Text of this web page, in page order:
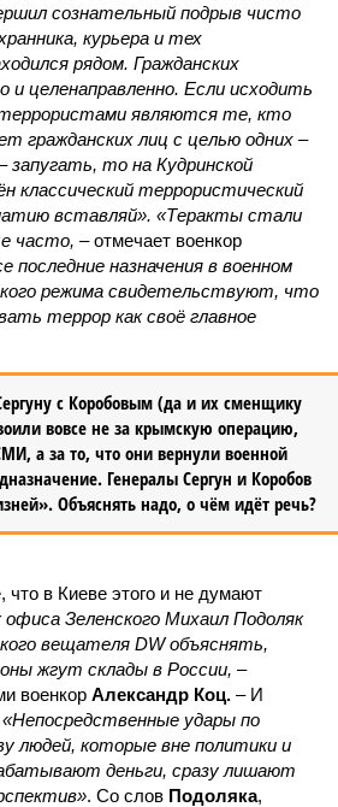
сознательный подрыв чисто
курьера и тех
рядом. Гражданских
и целенаправленно. Если исходить
являются те, кто
гражданских лиц с целью одних –
запугать, то на Кудринской
классический террористический
вставляй». «Теракты стали
часто, – отмечает военкор
последние назначения в военном
режима свидетельствуют, что
террор как своё главное
с Коробовым (да и их сменщику
вовсе не за крымскую операцию,
а за то, что они вернули военной
Генералы Сергун и Коробов
Объяснять надо, о чём идёт речь?
что в Киеве этого и не думают
Зеленского Михаил Подоляк
вещателя DW объяснять,
жгут склады в России, –
военкор Александр Коц. – И
«Непосредственные удары по
людей, которые вне политики и
деньги, сразу лишают
. Со слов Подоляка,